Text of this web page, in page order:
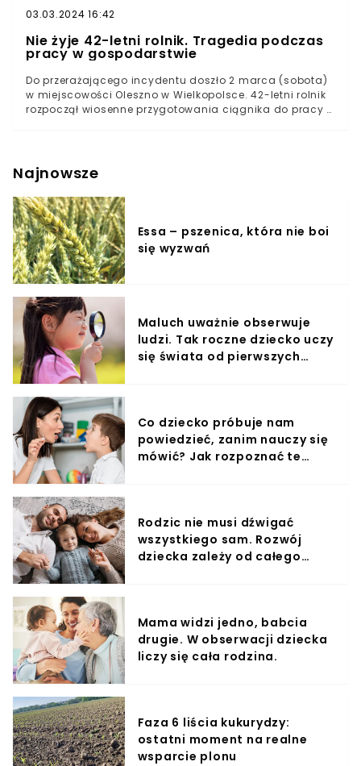
03.03.2024 16:42
Nie żyje 42-letni rolnik. Tragedia podczas
pracy w gospodarstwie
Do przerażającego incydentu doszło 2 marca (sobota)
w miejscowości Oleszno w Wielkopolsce. 42-letni rolnik
rozpoczął wiosenne przygotowania ciągnika do pracy w
Najnowsze
Essa – pszenica, która nie boi
się wyzwań
Maluch uważnie obserwuje
ludzi. Tak roczne dziecko uczy
się świata od pierwszych
Co dziecko próbuje nam
powiedzieć, zanim nauczy się
mówić? Jak rozpoznać te
Rodzic nie musi dźwigać
wszystkiego sam. Rozwój
dziecka zależy od całego
Mama widzi jedno, babcia
drugie. W obserwacji dziecka
liczy się cała rodzina.
Faza 6 liścia kukurydzy:
ostatni moment na realne
wsparcie plonu